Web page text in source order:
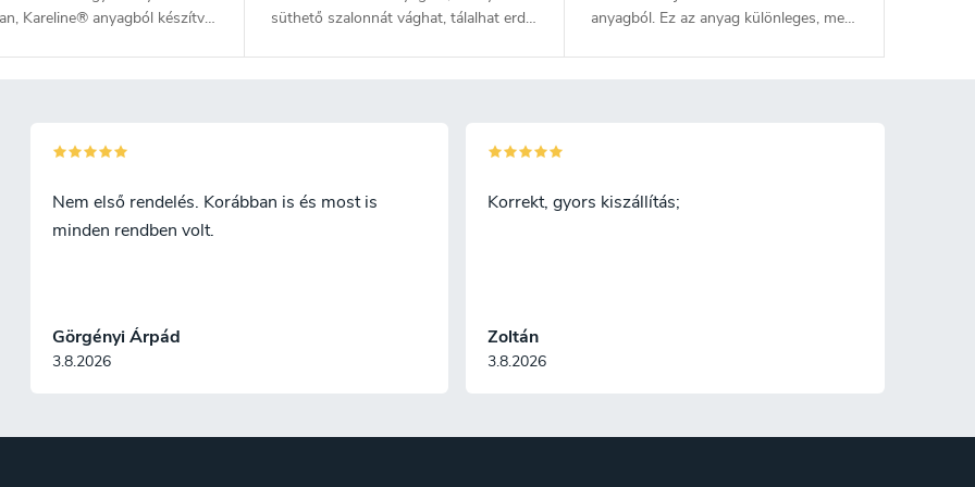
Kareline® anyagból készítve.
erős és könnyű. Nem
tisztítható, és a hagyományos
ellentétben nem
süthető szalonnát vághat, tálalhat erdei
műanyag előnyeit. Törhetetlen, -30°C
elvisel, erős és könnyű. Nem szívja
anyagból. Ez az anyag különleges, mert
nem érzékeny a nedvességre, mint a
Görgényi Árpád
3.8.2026
Nem első rendelés. Korábban is és most is
minden rendben volt.
Zoltán
3.8.2026
Korrekt, gyors kiszállítás;